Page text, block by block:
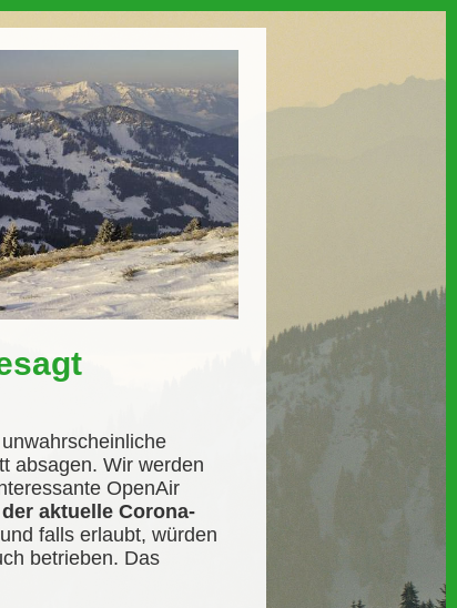
absagen. Wir werden
OpenAir
aktuelle Corona-
falls erlaubt, würden
betrieben. Das